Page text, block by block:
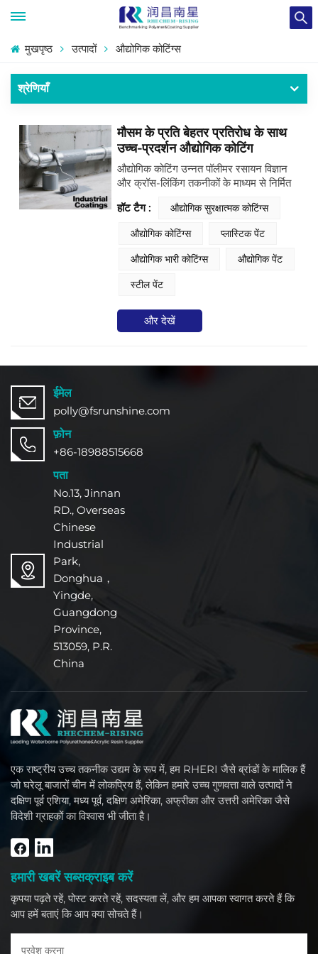
मुखपृष्ठ उत्पादों औद्योगिक कोटिंग्स
श्रेणियाँ
मौसम के प्रति बेहतर प्रतिरोध के साथ
उच्च-प्रदर्शन औद्योगिक कोटिंग
औद्योगिक कोटिंग उन्नत पॉलीमर रसायन विज्ञान
और क्रॉस-लिंकिंग तकनीकों के माध्यम से निर्मित
प्रतिनिधित्व करता है। ये उच्च-प्रदर्शन सूत्र,
जैसे कि एपॉक्सी और पॉलीयूरेथेन प्रणालियाँ, धातु
और कंक्रीट सबस्ट्रेट्स के लिए असाधारण
संक्षारण प्रतिरोध, घर्षण प्रतिरोध और रासायनिक
और अनुप्रयोग औद्योगिक कोटिंग आईएसओ
पालन करें, जिससे आक्रामक वातावरण में
दीर्घकालिक परिसंपत्ति सुरक्षा सुनिश्चित हो।
लागत को कम करने के लिए यह महत्वपूर्ण है।
हॉट टैग :
औद्योगिक सुरक्षात्मक कोटिंग्स
औद्योगिक कोटिंग्स
प्लास्टिक पेंट
औद्योगिक भारी कोटिंग्स
औद्योगिक पेंट
स्टील पेंट
और देखें
ईमेल
polly@fsrunshine.com
फ़ोन
+86-18988515668
पता
No.13, Jinnan
RD., Overseas
Chinese
Industrial
Park,
Donghua，
Yingde,
Guangdong
Province,
513059, P.R.
China
एक राष्ट्रीय उच्च तकनीक उद्यम के रूप में, हम RHERI जैसे ब्रांडों के मालिक हैं
जो घरेलू बाजारों चीन में लोकप्रिय हैं, लेकिन हमारे उच्च गुणवत्ता वाले उत्पादों ने
दक्षिण पूर्व एशिया, मध्य पूर्व, दक्षिण अमेरिका, अफ्रीका और उत्तरी अमेरिका जैसे
विदेशी ग्राहकों का विश्वास भी जीता है।
हमारी खबरें सब्सक्राइब करें
कृपया पढ़ते रहें, पोस्ट करते रहें, सदस्यता लें, और हम आपका स्वागत करते हैं कि
आप हमें बताएं कि आप क्या सोचते हैं।